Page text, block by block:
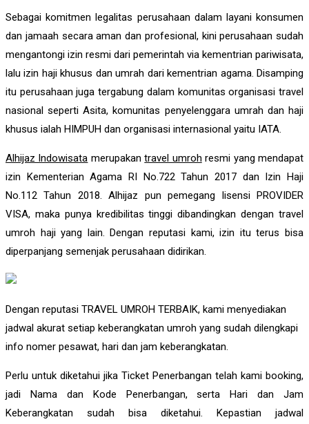
Sebagai komitmen legalitas perusahaan dalam layani konsumen
dan jamaah secara aman dan profesional, kini perusahaan sudah
mengantongi izin resmi dari pemerintah via kementrian pariwisata,
lalu izin haji khusus dan umrah dari kementrian agama. Disamping
itu perusahaan juga tergabung dalam komunitas organisasi travel
nasional seperti Asita, komunitas penyelenggara umrah dan haji
khusus ialah HIMPUH dan organisasi internasional yaitu IATA.
Alhijaz Indowisata merupakantravel umroh resmi yang mendapat
izin Kementerian Agama RI No.722 Tahun 2017 dan Izin Haji
No.112 Tahun 2018. Alhijaz pun pemegang lisensi PROVIDER
VISA, maka punya kredibilitas tinggi dibandingkan dengan travel
umroh haji yang lain. Dengan reputasi kami, izin itu terus bisa
diperpanjang semenjak perusahaan didirikan.
Dengan reputasi TRAVEL UMROH TERBAIK, kami menyediakan
jadwal akurat setiap keberangkatan umroh yang sudah dilengkapi
info nomer pesawat, hari dan jam keberangkatan.
Perlu untuk diketahui jika Ticket Penerbangan telah kami booking,
jadi Nama dan Kode Penerbangan, serta Hari dan Jam
Keberangkatan sudah bisa diketahui. Kepastian jadwal